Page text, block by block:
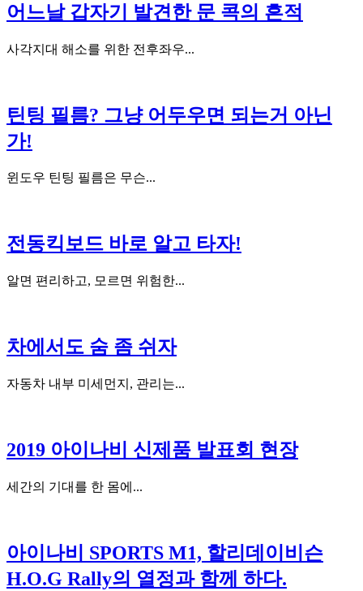
어느날 갑자기 발견한 문 콕의 흔적
사각지대 해소를 위한 전후좌우...
틴팅 필름? 그냥 어두우면 되는거 아닌
가!
윈도우 틴팅 필름은 무슨...
전동킥보드 바로 알고 타자!
알면 편리하고, 모르면 위험한...
차에서도 숨 좀 쉬자
자동차 내부 미세먼지, 관리는...
2019 아이나비 신제품 발표회 현장
세간의 기대를 한 몸에...
아이나비 SPORTS M1, 할리데이비슨
H.O.G Rally의 열정과 함께 하다.